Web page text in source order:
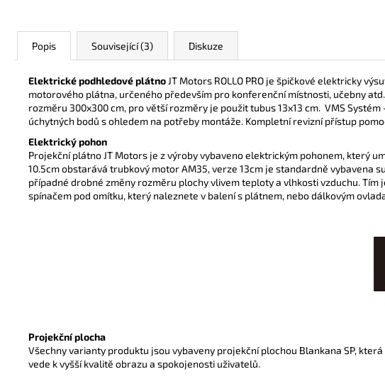
Popis Související (3) Diskuze
Elektrické podhledové plátno JT Motors ROLLO PRO je špičkové elektricky
motorového plátna, určeného především pro konferenční místnosti, učebny
rozměru 300x300 cm, pro větší rozměry je použit tubus 13x13 cm. VMS
úchytných bodů s ohledem na potřeby montáže. Kompletní revizní přístup
Elektrický pohon
Projekční plátno JT Motors je z výroby vybaveno elektrickým pohonem, který
10.5cm obstarává trubkový motor AM35, verze 13cm je standardně vybavena
případné drobné změny rozměru plochy vlivem teploty a vlhkosti vzduchu.
spínačem pod omítku, který naleznete v balení s plátnem, nebo dálkovým
Projekční plocha
Všechny varianty produktu jsou vybaveny projekční plochou Blankana SP,
vede k vyšší kvalitě obrazu a spokojenosti uživatelů.